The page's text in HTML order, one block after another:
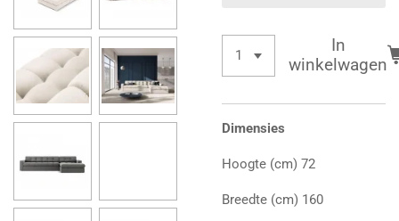
In
winkelwagen
Dimensies
Hoogte (cm) 72
Breedte (cm) 160